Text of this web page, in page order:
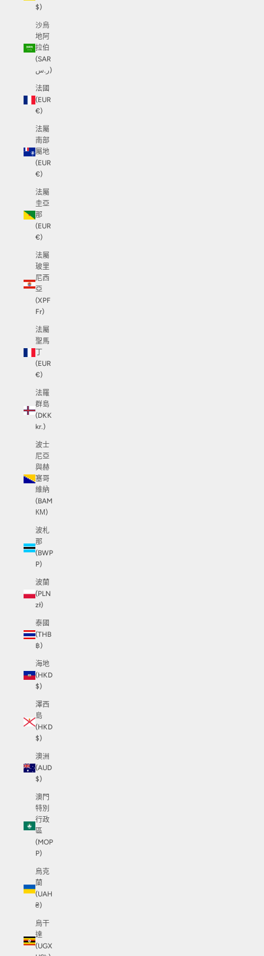
$)
沙烏
地阿
拉伯
(SAR
ر.س)
法國
(EUR
€)
法屬
南部
屬地
(EUR
€)
法屬
圭亞
那
(EUR
€)
法屬
玻里
尼西
亞
(XPF
Fr)
法屬
聖馬
(EUR
€)
法羅
群島
(DKK
kr.)
波士
尼亞
與赫
塞哥
維納
(BAM
КМ)
波札
那
(BWP
P)
波蘭
(PLN
zł)
泰國
(THB
฿)
海地
(HKD
$)
澤西
島
(HKD
$)
澳洲
(AUD
$)
澳門
特別
行政
區
(MOP
P)
烏克
蘭
(UAH
₴)
烏干
達
(UGX